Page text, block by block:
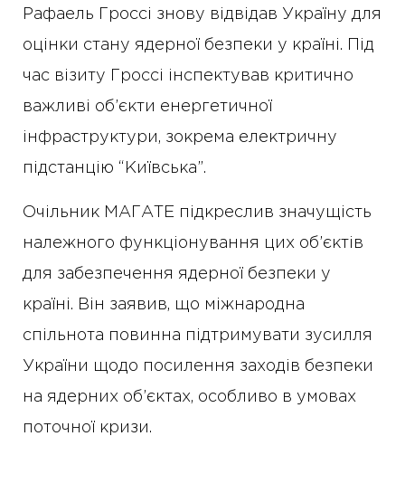
Рафаель Гроссі знову відвідав Україну для
оцінки стану ядерної безпеки у країні. Під
час візиту Гроссі інспектував критично
важливі об’єкти енергетичної
інфраструктури, зокрема електричну
підстанцію “Київська”.
Очільник МАГАТЕ підкреслив значущість
належного функціонування цих об’єктів
для забезпечення ядерної безпеки у
країні. Він заявив, що міжнародна
спільнота повинна підтримувати зусилля
України щодо посилення заходів безпеки
на ядерних об’єктах, особливо в умовах
поточної кризи.